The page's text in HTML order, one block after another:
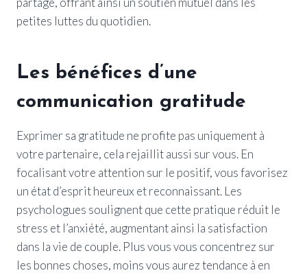
petites luttes du quotidien.
Les bénéfices d’une
communication gratitude
Exprimer sa gratitude ne profite pas uniquement à
votre partenaire, cela rejaillit aussi sur vous. En
focalisant votre attention sur le positif, vous favorisez
un état d’esprit heureux et reconnaissant. Les
psychologues soulignent que cette pratique réduit le
stress et l’anxiété, augmentant ainsi la satisfaction
dans la vie de couple. Plus vous vous concentrez sur
les bonnes choses, moins vous aurez tendance à en